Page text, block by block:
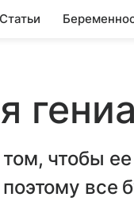
Статьи
чтобы
все